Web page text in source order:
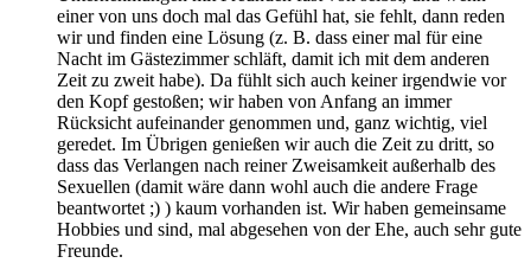
einer von uns doch mal das Gefühl hat, sie fehlt, dann reden
wir und finden eine Lösung (z. B. dass einer mal für eine
Nacht im Gästezimmer schläft, damit ich mit dem anderen
Zeit zu zweit habe). Da fühlt sich auch keiner irgendwie vor
den Kopf gestoßen; wir haben von Anfang an immer
Rücksicht aufeinander genommen und, ganz wichtig, viel
geredet. Im Übrigen genießen wir auch die Zeit zu dritt, so
dass das Verlangen nach reiner Zweisamkeit außerhalb des
Sexuellen (damit wäre dann wohl auch die andere Frage
beantwortet ;) ) kaum vorhanden ist. Wir haben gemeinsame
Hobbies und sind, mal abgesehen von der Ehe, auch sehr gute
Freunde.